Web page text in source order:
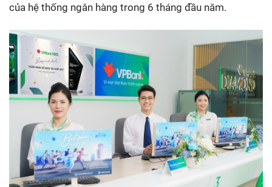
của hệ thống ngân hàng trong 6 tháng đầu năm.